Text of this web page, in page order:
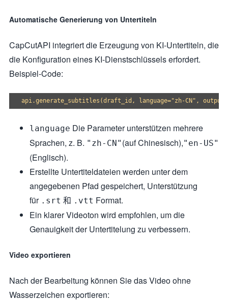
Automatische Generierung von Untertiteln
CapCutAPI integriert die Erzeugung von KI-Untertiteln, die
die Konfiguration eines KI-Dienstschlüssels erfordert.
Beispiel-Code:
language Die Parameter unterstützen mehrere
Sprachen, z. B. "zh-CN" (auf Chinesisch),"en-US"
(Englisch).
Erstellte Untertiteldateien werden unter dem
angegebenen Pfad gespeichert, Unterstützung
für .srt 和 .vtt Format.
Ein klarer Videoton wird empfohlen, um die
Genauigkeit der Untertitelung zu verbessern.
Video exportieren
Nach der Bearbeitung können Sie das Video ohne
Wasserzeichen exportieren: